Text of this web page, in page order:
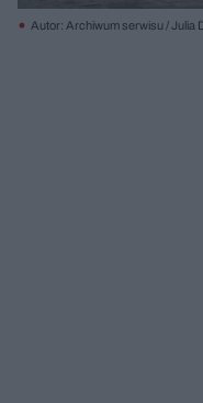
Autor: Archiwum serwisu / Julia